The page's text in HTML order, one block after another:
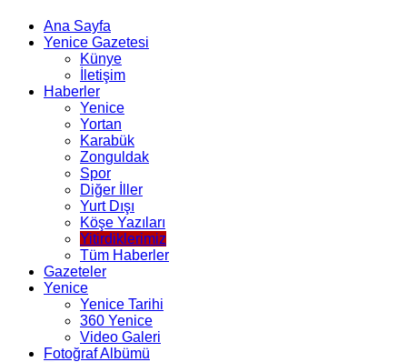
Ana Sayfa
Yenice Gazetesi
Künye
İletişim
Haberler
Yenice
Yortan
Karabük
Zonguldak
Spor
Diğer İller
Yurt Dışı
Köşe Yazıları
Yitirdiklerimiz
Tüm Haberler
Gazeteler
Yenice
Yenice Tarihi
360 Yenice
Video Galeri
Fotoğraf Albümü